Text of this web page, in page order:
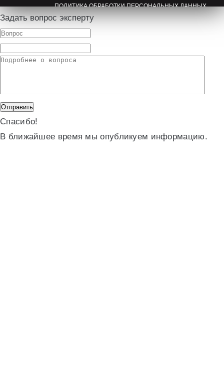
ПОЛИТИКА ОБРАБОТКИ ПЕРСОНАЛЬНЫХ ДАННЫХ
ПРАВООБЛАДАТЕЛЯМ
Задать вопрос эксперту
Спасибо!
В ближайшее время мы опубликуем информацию.